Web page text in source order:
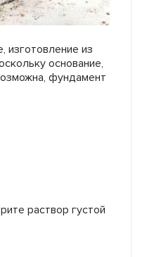
изготовление из
основание,
фундамент
раствор густой